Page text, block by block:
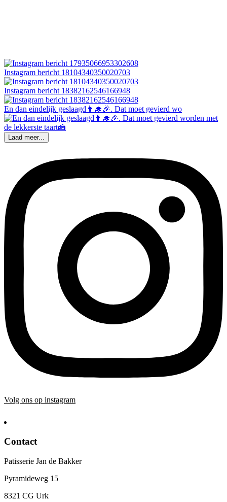
Instagram bericht 18104340350020703
Instagram bericht 18382162546166948
En dan eindelijk geslaagd👨‍🎓🎉. Dat moet gevierd wo
Laad meer...
Volg ons op instagram
Contact
Patisserie Jan de Bakker
Pyramideweg 15
8321 CG Urk